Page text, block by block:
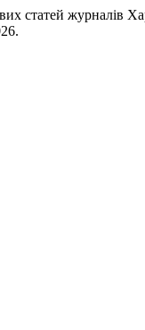
статей журналів